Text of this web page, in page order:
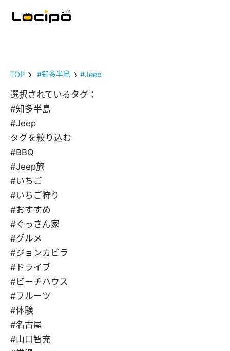
TOP #知多半島 #Jeep
選択されているタグ：
#知多半島
#Jeep
タグを絞り込む
#BBQ
#Jeep旅
#いちご
#いちご狩り
#おすすめ
#ぐっさん家
#グルメ
#ジョンカビラ
#ドライブ
#ビーチハウス
#フルーツ
#体験
#名古屋
#山口智充